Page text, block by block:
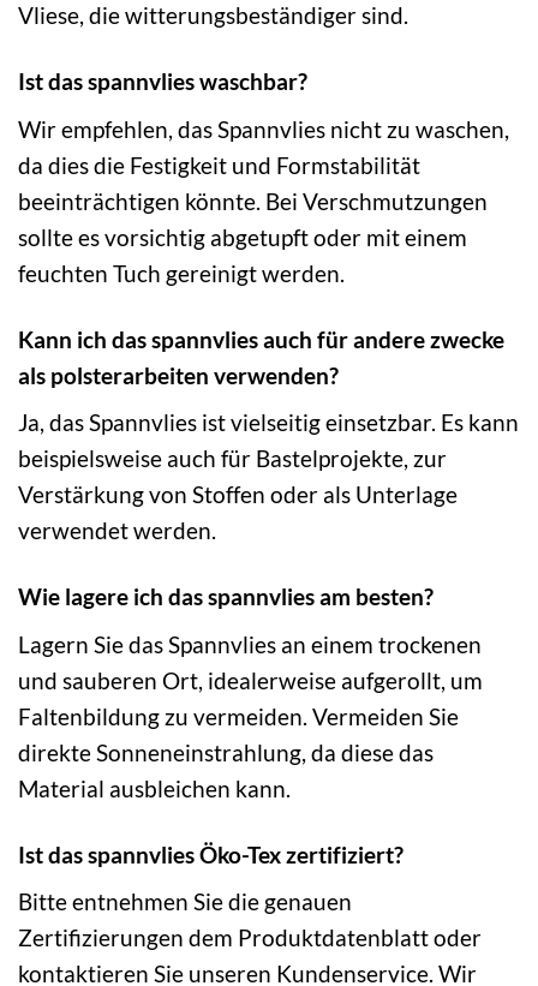
Vliese, die witterungsbeständiger sind.
Ist das spannvlies waschbar?
Wir empfehlen, das Spannvlies nicht zu waschen,
da dies die Festigkeit und Formstabilität
beeinträchtigen könnte. Bei Verschmutzungen
sollte es vorsichtig abgetupft oder mit einem
feuchten Tuch gereinigt werden.
Kann ich das spannvlies auch für andere zwecke
als polsterarbeiten verwenden?
Ja, das Spannvlies ist vielseitig einsetzbar. Es kann
beispielsweise auch für Bastelprojekte, zur
Verstärkung von Stoffen oder als Unterlage
verwendet werden.
Wie lagere ich das spannvlies am besten?
Lagern Sie das Spannvlies an einem trockenen
und sauberen Ort, idealerweise aufgerollt, um
Faltenbildung zu vermeiden. Vermeiden Sie
direkte Sonneneinstrahlung, da diese das
Material ausbleichen kann.
Ist das spannvlies Öko-Tex zertifiziert?
Bitte entnehmen Sie die genauen
Zertifizierungen dem Produktdatenblatt oder
kontaktieren Sie unseren Kundenservice. Wir